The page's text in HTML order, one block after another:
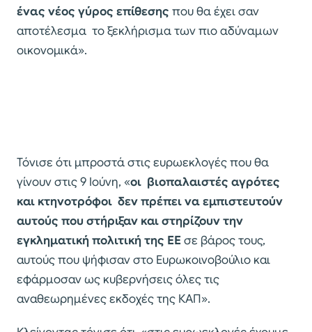
ένας νέος γύρος επίθεσης που θα έχει σαν
αποτέλεσμα το ξεκλήρισμα των πιο αδύναμων
οικονομικά».
Τόνισε ότι μπροστά στις ευρωεκλογές που θα
γίνουν στις 9 Ιούνη, «οι βιοπαλαιστές αγρότες
και κτηνοτρόφοι δεν πρέπει να εμπιστευτούν
αυτούς που στήριξαν και στηρίζουν την
εγκληματική πολιτική της ΕΕ σε βάρος τους,
αυτούς που ψήφισαν στο Ευρωκοινοβούλιο και
εφάρμοσαν ως κυβερνήσεις όλες τις
αναθεωρημένες εκδοχές της ΚΑΠ».